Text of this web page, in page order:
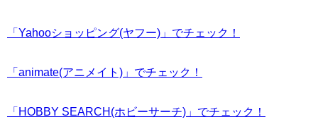
「Yahooショッピング(ヤフー)」でチェック！
「animate(アニメイト)」でチェック！
「HOBBY SEARCH(ホビーサーチ)」でチェック！